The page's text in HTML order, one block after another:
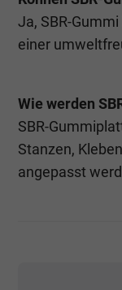
Ja, SBR-
einer
Wie werden
SBR-
Stanzen,
angepasst